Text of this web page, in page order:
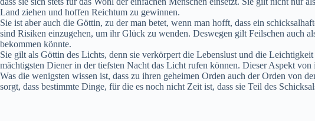
Land ziehen und hoffen Reichtum zu gewinnen.
Sie ist aber auch die Göttin, zu der man betet, wenn man hofft, dass ein
sind Risiken einzugehen, um ihr Glück zu wenden. Deswegen gilt Feilschen auch
bekommen könnte.
Sie gilt als Göttin des Lichts, denn sie verkörpert die Lebenslust und die
mächtigsten Diener in der tiefsten Nacht das Licht rufen können. Dieser Aspekt
Was die wenigsten wissen ist, dass zu ihren geheimen Orden auch der Orden von
sorgt, dass bestimmte Dinge, für die es noch nicht Zeit ist, dass sie Teil des